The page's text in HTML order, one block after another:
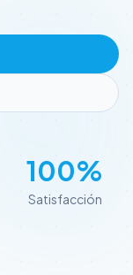
100%
Satisfacción